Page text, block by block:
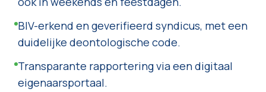
BIV-erkend en geverifieerd syndicus, met een
duidelijke deontologische code.
Transparante rapportering via een digitaal
eigenaarsportaal.